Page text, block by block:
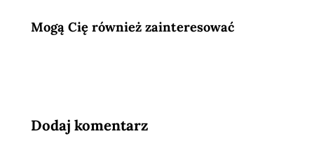
Mogą Cię również zainteresować
Dodaj komentarz